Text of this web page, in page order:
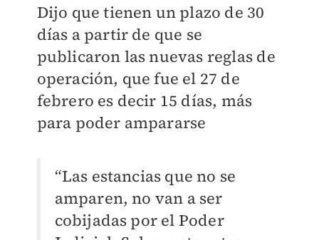
Dijo que tienen un plazo de 30
días a partir de que se
publicaron las nuevas reglas de
operación, que fue el 27 de
febrero es decir 15 días, más
para poder ampararse
“Las estancias que no se
amparen, no van a ser
cobijadas por el Poder